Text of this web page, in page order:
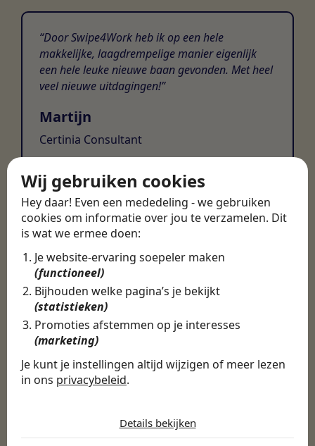
Wij gebruiken cookies
Hey daar! Even een mededeling - we gebruiken
cookies om informatie over jou te verzamelen. Dit
is wat we ermee doen:
Je website-ervaring soepeler maken
(functioneel)
Bijhouden welke pagina’s je bekijkt
(statistieken)
Promoties afstemmen op je interesses
(marketing)
Je kunt je instellingen altijd wijzigen of meer lezen
in ons privacybeleid.
Noodzakelijk
Details bekijken
Door Swipe4Work heb ik op een hele
makkelijke, laagdrempelige manier eigenlijk
een hele leuke nieuwe baan gevonden. Met heel
veel nieuwe uitdagingen!
Martijn
Certinia Consultant